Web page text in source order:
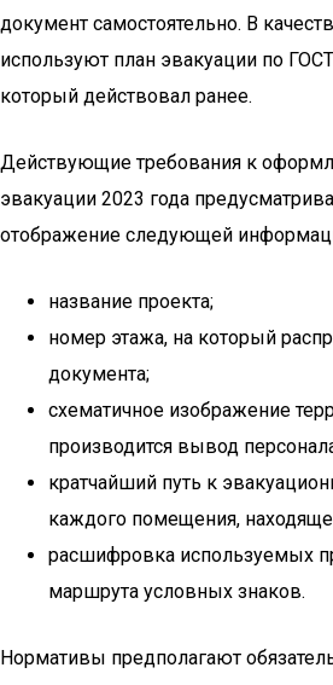
документ самостоятельно. В
используют план эвакуации по
который действовал ранее.
Действующие требования к
эвакуации 2023 года
отображение следующей
название проекта;
номер этажа, на который
документа;
схематичное изображение
производится вывод
кратчайший путь к
каждого помещения,
расшифровка используемых
маршрута условных знаков.
Нормативы предполагают